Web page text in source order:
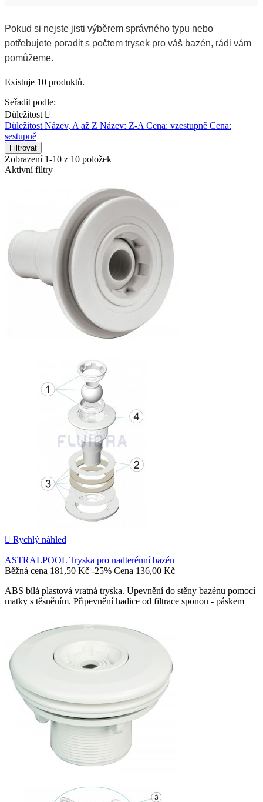
Pokud si nejste jisti výběrem správného typu nebo
potřebujete poradit s počtem trysek pro váš bazén, rádi vám
pomůžeme.
Existuje 10 produktů.
Seřadit podle:
Důležitost 
Důležitost Název, A až Z Název: Z-A Cena: vzestupně Cena:
sestupně
Filtrovat
Zobrazení 1-10 z 10 položek
Aktivní filtry
 Rychlý náhled
ASTRALPOOL Tryska pro nadterénní bazén
Běžná cena 181,50 Kč -25% Cena 136,00 Kč
ABS bílá plastová vratná tryska. Upevnění do stěny bazénu pomocí
matky s těsněním. Připevnění hadice od filtrace sponou - páskem
 Přidat do košíku